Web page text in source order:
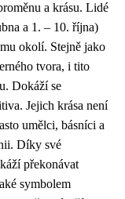
a krásu. Lidé
a 1. – 10. října)
okolí. Stejně jako
tvora, i tito
Dokáží se
Jejich krása není
umělci, básníci a
Díky své
překonávat
symbolem